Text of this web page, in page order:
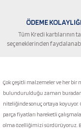
ÖDEME KOLAYLIĞI
Tüm Kredi kartılarının
seçeneklerinden
Çok çeşitli malzemeler ve her bir
bulundurulduğu zaman buradan
niteliğinde sonuç ortaya
parça fiyatları hareketli
olma özelliğimizi sürdürüyoruz.